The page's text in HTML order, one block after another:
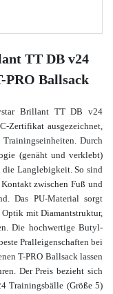
TT DB v24
Ballsack
Brillant TT DB v24
Zertifikat ausgezeichnet,
Durch
(genäht und verklebt)
die Langlebigkeit. So sind
zwischen Fuß und
Das PU-Material sorgt
mit Diamantstruktur,
Die hochwertige Butyl-
Pralleigenschaften bei
T-PRO Ballsack lassen
. Der Preis bezieht sich
Trainingsbälle (Größe 5)